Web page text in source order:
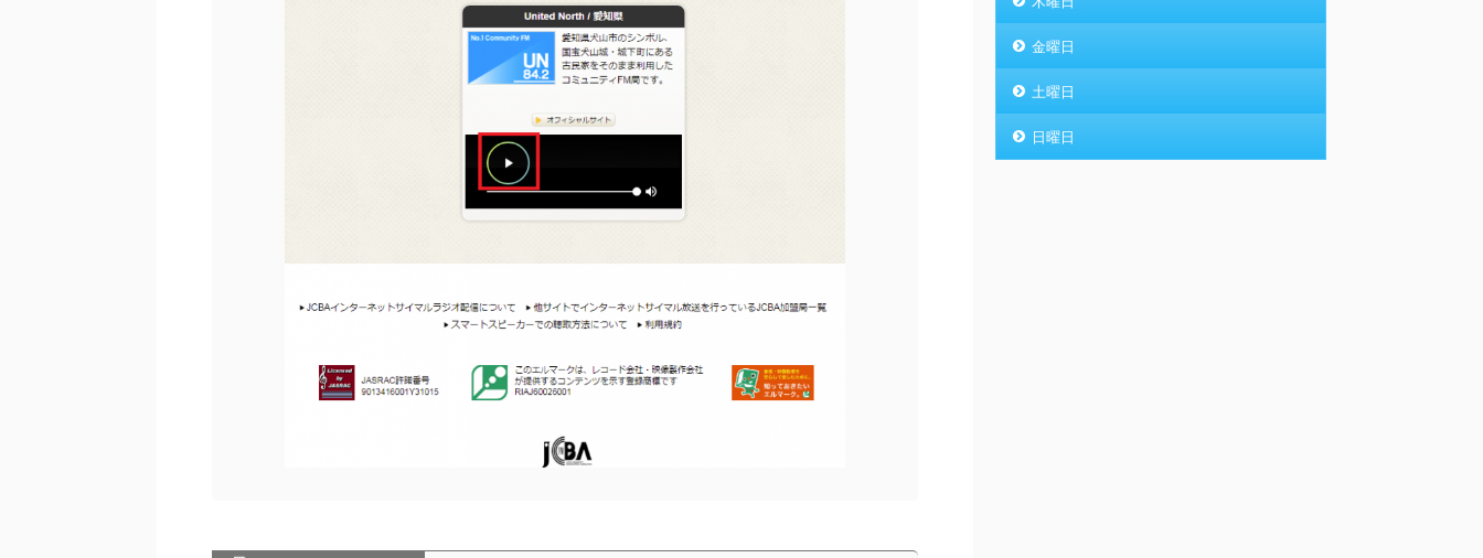
金曜日
土曜日
日曜日